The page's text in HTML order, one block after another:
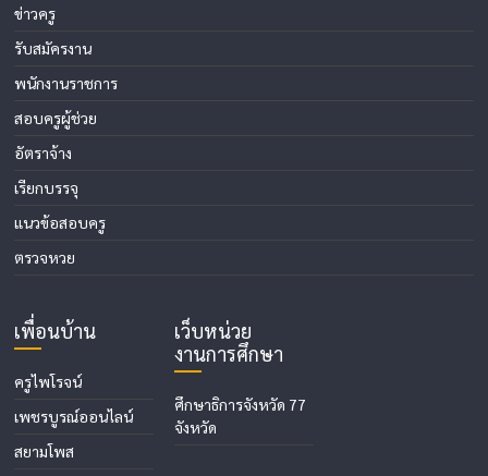
ข่าวครู
รับสมัครงาน
พนักงานราชการ
สอบครูผู้ช่วย
อัตราจ้าง
เรียกบรรจุ
แนวข้อสอบครู
ตรวจหวย
เพื่อนบ้าน
ครูไพโรจน์
เพชรบูรณ์ออนไลน์
สยามโพส
เว็บหน่วย
งานการศึกษา
ศึกษาธิการจังหวัด 77
จังหวัด